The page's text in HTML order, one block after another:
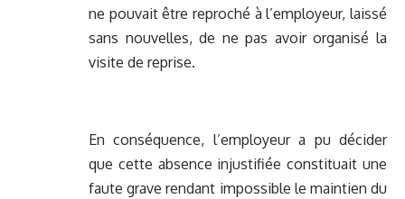
ne pouvait être reproché à l’employeur, laissé
sans nouvelles, de ne pas avoir organisé la
visite de reprise.
En conséquence, l’employeur a pu décider
que cette absence injustifiée constituait une
faute grave rendant impossible le maintien du